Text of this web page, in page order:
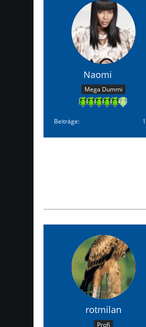
Naomi
Mega Dummi
Beiträge
rotmilan
Profi